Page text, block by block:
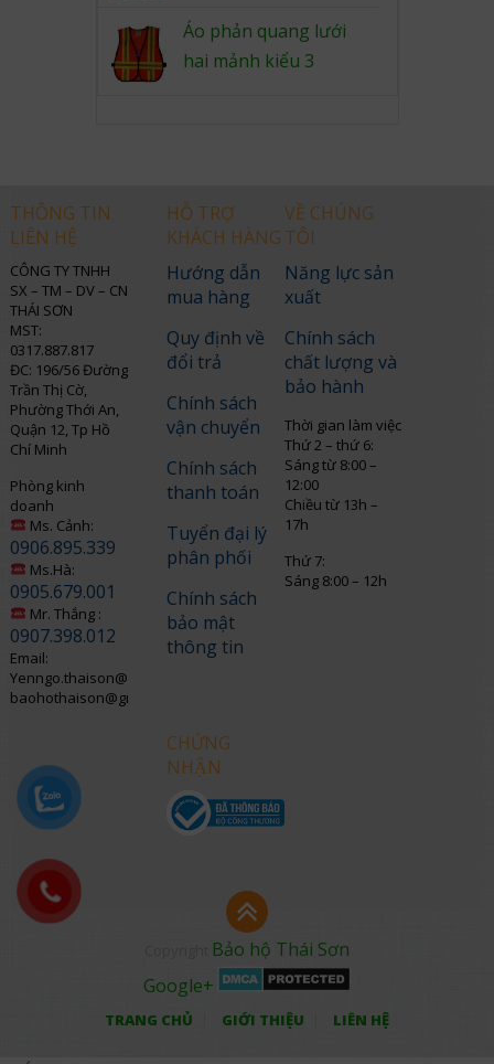
Áo phản quang lưới
hai mảnh kiểu 3
THÔNG TIN
LIÊN HỆ
CÔNG TY TNHH
SX – TM – DV – CN
THÁI SƠN
MST:
0317.887.817
ĐC: 196/56 Đường
Trần Thị Cờ,
Phường Thới An,
Quận 12, Tp Hồ
Chí Minh
Phòng kinh
doanh
Ms. Cảnh:
0906.895.339
Ms.Hà:
0905.679.001
Mr. Thắng :
0907.398.012
Email:
Yenngo.thaison@gmail.com
baohothaison@gmail.com
HỖ TRỢ
KHÁCH HÀNG
Hướng dẫn
mua hàng
Quy định về
đổi trả
Chính sách
vận chuyển
Chính sách
thanh toán
Tuyển đại lý
phân phối
Chính sách
bảo mật
thông tin
CHỨNG
NHẬN
VỀ CHÚNG
TÔI
Năng lực sản
xuất
Chính sách
chất lượng và
bảo hành
Thời gian làm việc
Thứ 2 – thứ 6:
Sáng từ 8:00 –
12:00
Chiều từ 13h –
17h
Thứ 7:
Sáng 8:00 – 12h
Bảo hộ Thái Sơn
Google+
TRANG CHỦ GIỚI THIỆU LIÊN HỆ